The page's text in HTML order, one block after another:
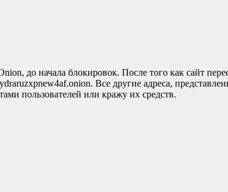
до начала блокировок. После того как сайт
Все другие адреса,
пользователей или кражу их средств.